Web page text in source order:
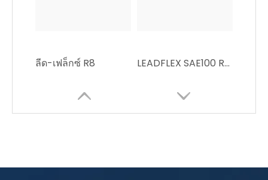
ลีด-เฟล็กซ์ R8 LEADFLEX SAE100 R7ท่อเรซินแรงดันสูง